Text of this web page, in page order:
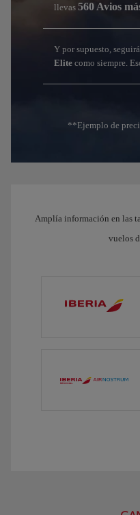
llevas560 Avios
Y por supuesto,
Elite como siempre.
**Ejemplo de
Amplía información en las
vuelos